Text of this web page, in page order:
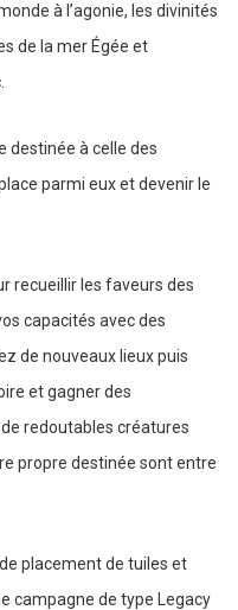
à l’agonie, les divinités
de la mer Égée et
destinée à celle des
parmi eux et devenir le
recueillir les faveurs des
capacités avec des
de nouveaux lieux puis
et gagner des
redoutables créatures
propre destinée sont entre
placement de tuiles et
campagne de type Legacy